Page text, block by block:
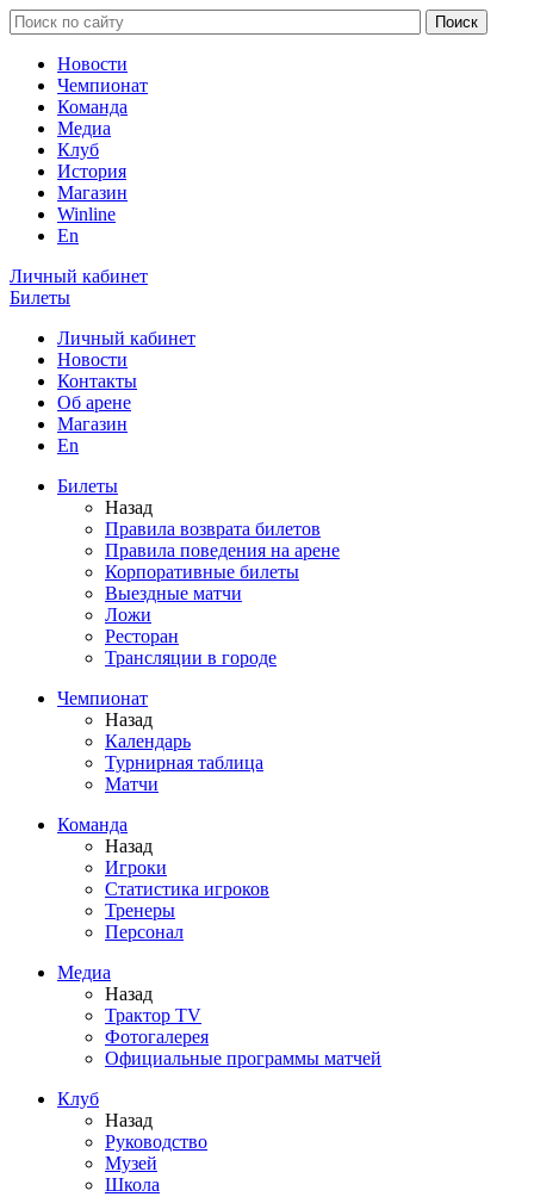
Новости
Чемпионат
Команда
Медиа
Клуб
История
Магазин
Winline
En
Личный кабинет
Билеты
Личный кабинет
Новости
Контакты
Об арене
Магазин
En
Билеты
Назад
Правила возврата билетов
Правила поведения на арене
Корпоративные билеты
Выездные матчи
Ложи
Ресторан
Трансляции в городе
Чемпионат
Назад
Календарь
Турнирная таблица
Матчи
Команда
Назад
Игроки
Статистика игроков
Тренеры
Персонал
Медиа
Назад
Трактор TV
Фотогалерея
Официальные программы матчей
Клуб
Назад
Руководство
Музей
Школа